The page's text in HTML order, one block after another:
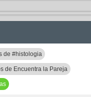
de #histologia
de Encuentra la Pareja